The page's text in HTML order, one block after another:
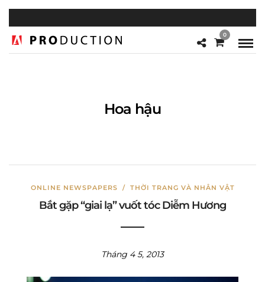
0
Hoa hậu
ONLINE NEWSPAPERS / THỜI TRANG VÀ NHÂN VẬT
Bắt gặp “giai lạ” vuốt tóc Diễm Hương
Tháng 4 5, 2013